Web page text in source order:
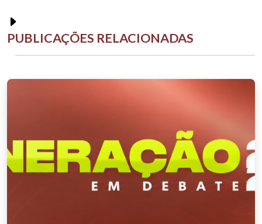
PUBLICAÇÕES RELACIONADAS